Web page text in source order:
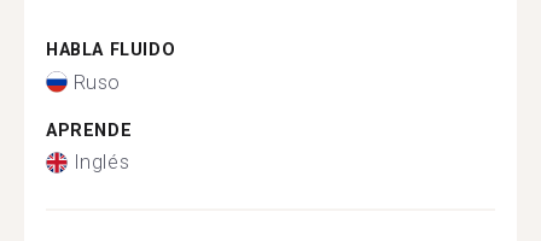
HABLA FLUIDO
Ruso
APRENDE
Inglés